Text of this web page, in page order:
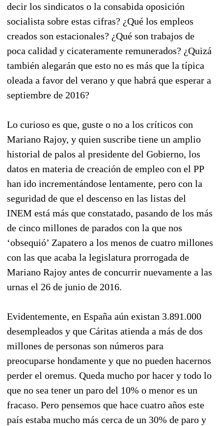
decir los sindicatos o la consabida oposición
socialista sobre estas cifras? ¿Qué los empleos
creados son estacionales? ¿Qué son trabajos de
poca calidad y cicateramente remunerados? ¿Quizá
también alegarán que esto no es más que la típica
oleada a favor del verano y que habrá que esperar a
septiembre de 2016?
Lo curioso es que, guste o no a los críticos con
Mariano Rajoy, y quien suscribe tiene un amplio
historial de palos al presidente del Gobierno, los
datos en materia de creación de empleo con el PP
han ido incrementándose lentamente, pero con la
seguridad de que el descenso en las listas del
INEM está más que constatado, pasando de los más
de cinco millones de parados con la que nos
‘obsequió’ Zapatero a los menos de cuatro millones
con las que acaba la legislatura prorrogada de
Mariano Rajoy antes de concurrir nuevamente a las
urnas el 26 de junio de 2016.
Evidentemente, en España aún existan 3.891.000
desempleados y que Cáritas atienda a más de dos
millones de personas son números para
preocuparse hondamente y que no pueden hacernos
perder el oremus. Queda mucho por hacer y todo lo
que no sea tener un paro del 10% o menor es un
fracaso. Pero pensemos que hace cuatro años este
país estaba mucho más cerca de un 30% de paro y